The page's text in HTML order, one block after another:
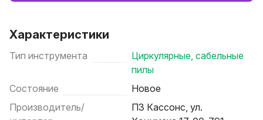
Характеристики
Тип инструмента
Циркулярные, сабельные
пилы
Состояние
Новое
Производитель/
ПЗ Кассонс, ул.